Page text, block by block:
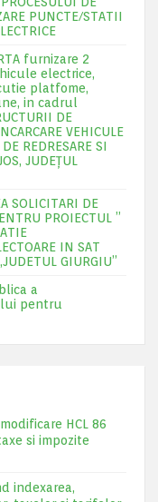
PUNCTE/STATII
furnizare 2
electrice,
platfome,
in cadrul
DE
VEHICULE
REDRESARE SI
JUDEŢUL
SOLICITARI DE
PROIECTUL ”
IN SAT
GIURGIU”
a
pentru
HCL 86
si impozite
indexarea,